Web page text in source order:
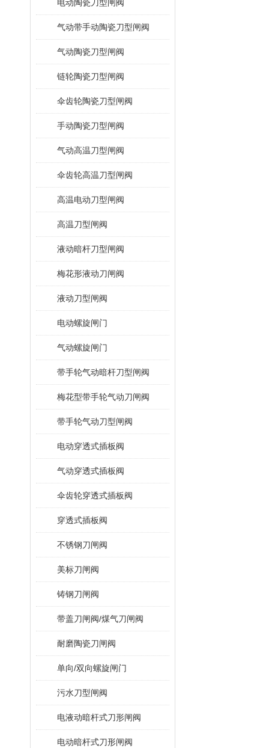
电动陶瓷刀型闸阀
气动带手动陶瓷刀型闸阀
气动陶瓷刀型闸阀
链轮陶瓷刀型闸阀
伞齿轮陶瓷刀型闸阀
手动陶瓷刀型闸阀
气动高温刀型闸阀
伞齿轮高温刀型闸阀
高温电动刀型闸阀
高温刀型闸阀
液动暗杆刀型闸阀
梅花形液动刀闸阀
液动刀型闸阀
电动螺旋闸门
气动螺旋闸门
带手轮气动暗杆刀型闸阀
梅花型带手轮气动刀闸阀
带手轮气动刀型闸阀
电动穿透式插板阀
气动穿透式插板阀
伞齿轮穿透式插板阀
穿透式插板阀
不锈钢刀闸阀
美标刀闸阀
铸钢刀闸阀
带盖刀闸阀/煤气刀闸阀
耐磨陶瓷刀闸阀
单向/双向螺旋闸门
污水刀型闸阀
电液动暗杆式刀形闸阀
电动暗杆式刀形闸阀